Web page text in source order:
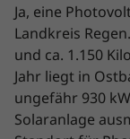
Ja, eine
Landkreis
und ca. 1.150
Jahr liegt in
ungefähr 930
Solaranlage